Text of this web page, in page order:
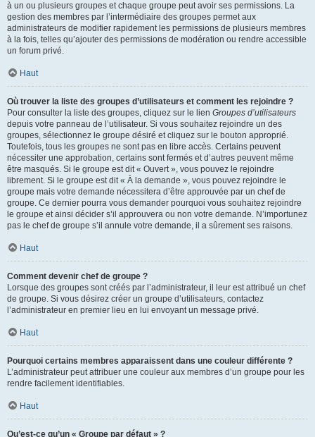
à un ou plusieurs groupes et chaque groupe peut avoir ses permissions. La
gestion des membres par l’intermédiaire des groupes permet aux
administrateurs de modifier rapidement les permissions de plusieurs membres
à la fois, telles qu’ajouter des permissions de modération ou rendre accessible
un forum privé.
Haut
Où trouver la liste des groupes d’utilisateurs et comment les rejoindre ?
Pour consulter la liste des groupes, cliquez sur le lien Groupes d’utilisateurs
depuis votre panneau de l’utilisateur. Si vous souhaitez rejoindre un des
groupes, sélectionnez le groupe désiré et cliquez sur le bouton approprié.
Toutefois, tous les groupes ne sont pas en libre accès. Certains peuvent
nécessiter une approbation, certains sont fermés et d’autres peuvent même
être masqués. Si le groupe est dit « Ouvert », vous pouvez le rejoindre
librement. Si le groupe est dit « À la demande », vous pouvez rejoindre le
groupe mais votre demande nécessitera d’être approuvée par un chef de
groupe. Ce dernier pourra vous demander pourquoi vous souhaitez rejoindre
le groupe et ainsi décider s’il approuvera ou non votre demande. N’importunez
pas le chef de groupe s’il annule votre demande, il a sûrement ses raisons.
Haut
Comment devenir chef de groupe ?
Lorsque des groupes sont créés par l’administrateur, il leur est attribué un chef
de groupe. Si vous désirez créer un groupe d’utilisateurs, contactez
l’administrateur en premier lieu en lui envoyant un message privé.
Haut
Pourquoi certains membres apparaissent dans une couleur différente ?
L’administrateur peut attribuer une couleur aux membres d’un groupe pour les
rendre facilement identifiables.
Haut
Qu’est-ce qu’un « Groupe par défaut » ?